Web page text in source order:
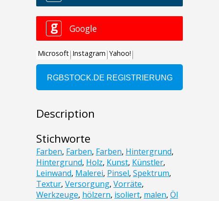
Description
Stichworte
Farben, Farben, Farben, Hintergrund,
Hintergrund, Holz, Kunst, Künstler,
Leinwand, Malerei, Pinsel, Spektrum,
Textur, Versorgung, Vorräte,
Werkzeuge, hölzern, isoliert, malen, Öl